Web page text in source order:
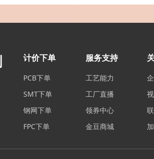
计价下单
PCB下单
SMT下单
钢网下单
FPC下单
服务支持
工艺能力
工厂直播
领券中心
金豆商城